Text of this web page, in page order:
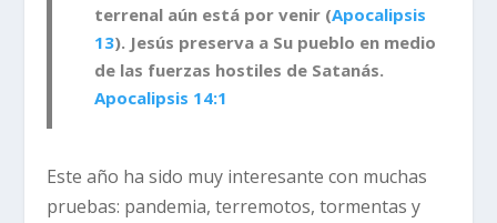
terrenal aún está por venir (Apocalipsis
13). Jesús preserva a Su pueblo en medio
de las fuerzas hostiles de Satanás.
Apocalipsis 14:1
Este año ha sido muy interesante con muchas
pruebas: pandemia, terremotos, tormentas y